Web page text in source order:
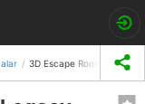
3D Escape Room: Cursed